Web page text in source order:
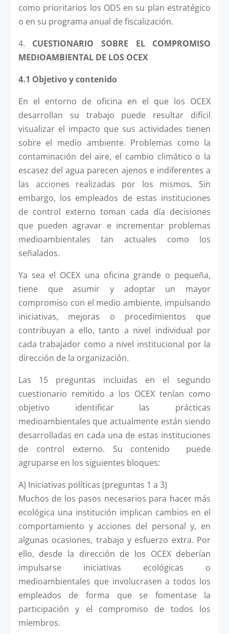
como prioritarios los ODS en su plan estratégico
o en su programa anual de fiscalización.
4. CUESTIONARIO SOBRE EL COMPROMISO
MEDIOAMBIENTAL DE LOS OCEX
4.1 Objetivo y contenido
En el entorno de oficina en el que los OCEX
desarrollan su trabajo puede resultar difícil
visualizar el impacto que sus actividades tienen
sobre el medio ambiente. Problemas como la
contaminación del aire, el cambio climático o la
escasez del agua parecen ajenos e indiferentes a
las acciones realizadas por los mismos. Sin
embargo, los empleados de estas instituciones
de control externo toman cada día decisiones
que pueden agravar e incrementar problemas
medioambientales tan actuales como los
señalados.
Ya sea el OCEX una oficina grande o pequeña,
tiene que asumir y adoptar un mayor
compromiso con el medio ambiente, impulsando
iniciativas, mejoras o procedimientos que
contribuyan a ello, tanto a nivel individual por
cada trabajador como a nivel institucional por la
dirección de la organización.
Las 15 preguntas incluidas en el segundo
cuestionario remitido a los OCEX tenían como
objetivo identificar las prácticas
medioambientales que actualmente están siendo
desarrolladas en cada una de estas instituciones
de control externo. Su contenido puede
agruparse en los siguientes bloques:
A) Iniciativas políticas (preguntas 1 a 3)
Muchos de los pasos necesarios para hacer más
ecológica una institución implican cambios en el
comportamiento y acciones del personal y, en
algunas ocasiones, trabajo y esfuerzo extra. Por
ello, desde la dirección de los OCEX deberían
impulsarse iniciativas ecológicas o
medioambientales que involucrasen a todos los
empleados de forma que se fomentase la
participación y el compromiso de todos los
miembros.